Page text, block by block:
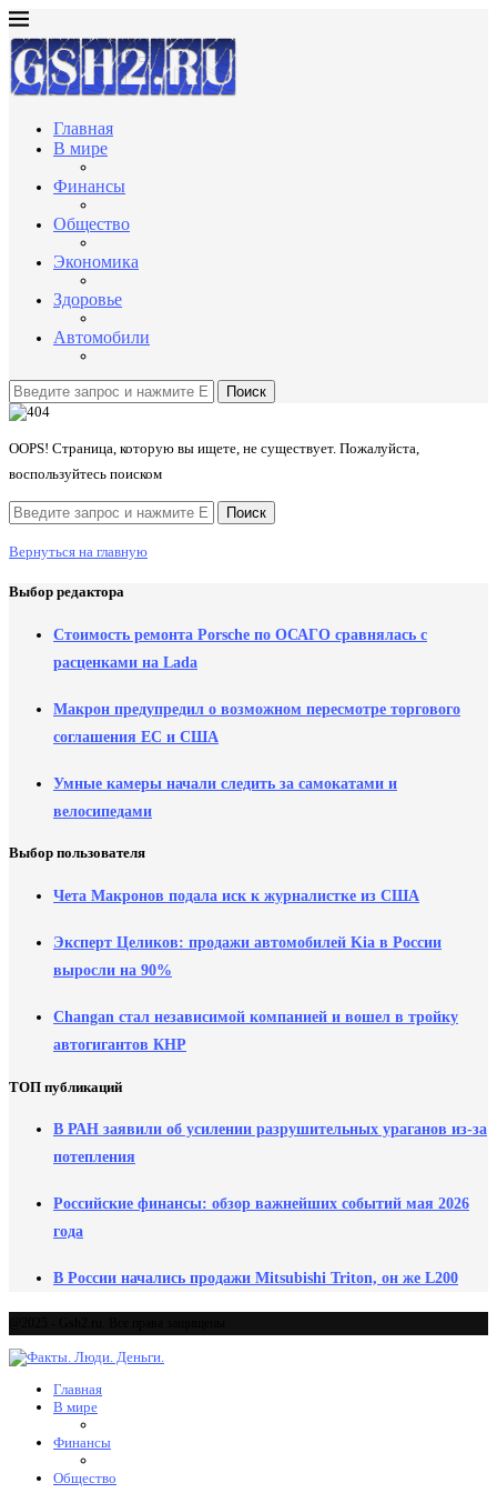
Главная
В мире
Финансы
Общество
Экономика
Здоровье
Автомобили
Поиск
OOPS! Страница, которую вы ищете, не существует. Пожалуйста,
воспользуйтесь поиском
Вернуться на главную
Выбор редактора
Стоимость ремонта Porsche по ОСАГО сравнялась с
расценками на Lada
Макрон предупредил о возможном пересмотре торгового
соглашения ЕС и США
Умные камеры начали следить за самокатами и
велосипедами
Выбор пользователя
Чета Макронов подала иск к журналистке из США
Эксперт Целиков: продажи автомобилей Kia в России
выросли на 90%
Changan стал независимой компанией и вошел в тройку
автогигантов КНР
ТОП публикаций
В РАН заявили об усилении разрушительных ураганов из-за
потепления
Российские финансы: обзор важнейших событий мая 2026
года
В России начались продажи Mitsubishi Triton, он же L200
Главная
В мире
Финансы
Общество